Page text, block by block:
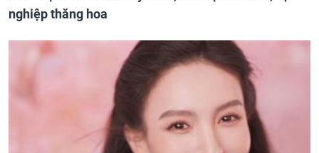
nghiệp thăng hoa